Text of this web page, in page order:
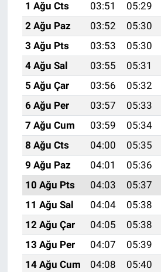
1 Ağu Cts
03:51 05:29
2 Ağu Paz
03:52 05:30
3 Ağu Pts
03:53 05:30
4 Ağu Sal
03:55 05:31
5 Ağu Çar
03:56 05:32
6 Ağu Per
03:57 05:33
7 Ağu Cum
03:59 05:34
8 Ağu Cts
04:00 05:35
9 Ağu Paz
04:01 05:36
10 Ağu Pts
04:03 05:37
11 Ağu Sal
04:04 05:38
12 Ağu Çar
04:05 05:38
13 Ağu Per
04:07 05:39
14 Ağu Cum
04:08 05:40